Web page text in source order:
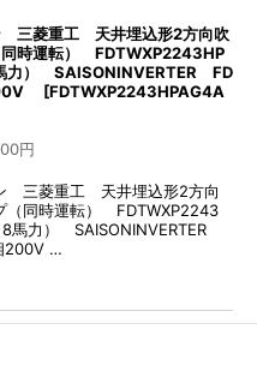
三菱重工 天井埋込形2方向吹
時運転） FDTWXP2243HP
） SAISONINVERTER FD
[FDTWXP2243HPAG4A
円
三菱重工 天井埋込形2方向
（同時運転） FDTWXP2243
馬力） SAISONINVERTER
200V …